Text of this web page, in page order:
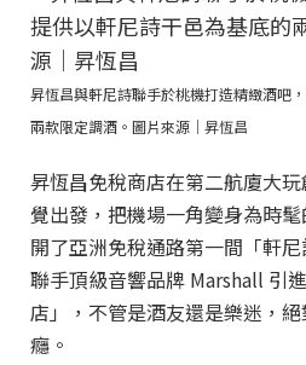
昇恆昌與軒尼詩聯手於桃機打造精緻酒吧
兩款限定調酒。圖片來源｜昇恆昌
昇恆昌免稅商店在第二航廈大
覺出發，把機場一角變身為時
開了亞洲免稅通路第一間「軒
聯手頂級音響品牌 Marshall 引
店」，不管是酒友還是樂迷，
癮。